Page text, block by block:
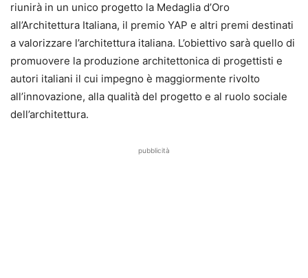
riunirà in un unico progetto la Medaglia d’Oro
all’Architettura Italiana, il premio YAP e altri premi destinati
a valorizzare l’architettura italiana. L’obiettivo sarà quello di
promuovere la produzione architettonica di progettisti e
autori italiani il cui impegno è maggiormente rivolto
all’innovazione, alla qualità del progetto e al ruolo sociale
dell’architettura.
pubblicità